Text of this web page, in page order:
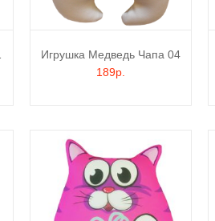
Игрушка Медведь Чапа 04
189р.